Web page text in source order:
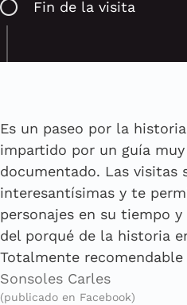
Fin de la visita
Es un paseo por la
impartido por un guía
documentado. Las visitas
interesantísimas y te
personajes en su tiempo
del porqué de la historia
Totalmente recomendable
Sonsoles Carles
(publicado en Facebook)